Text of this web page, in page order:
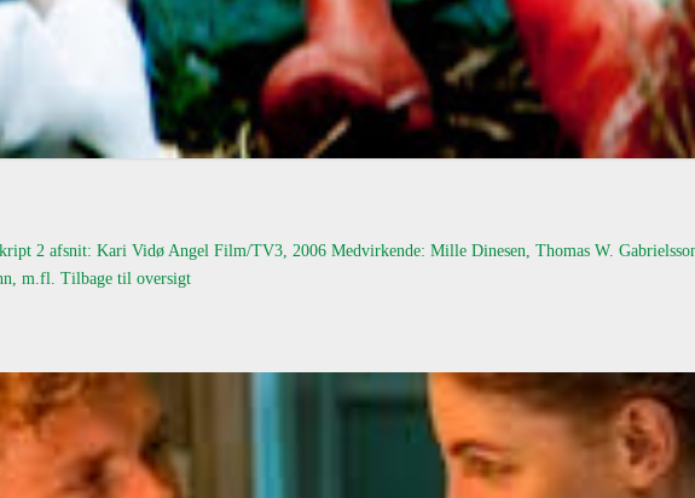
2 afsnit: Kari Vidø Angel Film/TV3, 2006 Medvirkende: Mille Dinesen, Thomas W.
m.fl. Tilbage til oversigt